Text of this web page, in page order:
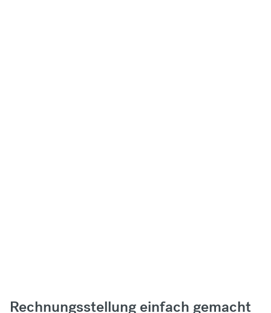
Rechnungsstellung einfach gemacht